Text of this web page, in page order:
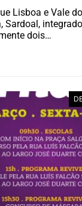
Lisboa e Vale
Sardoal,
dois…